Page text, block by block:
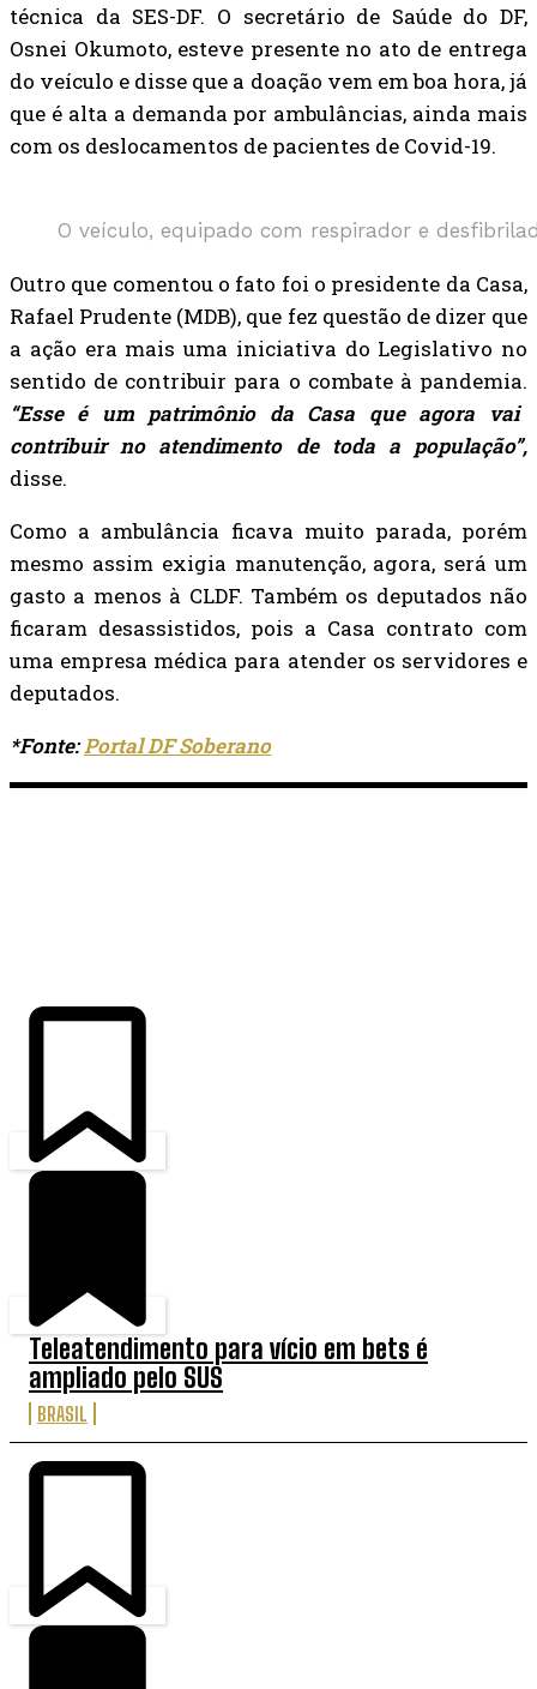
técnica da SES-DF. O secretário de Saúde do DF,
Osnei Okumoto, esteve presente no ato de entrega
do veículo e disse que a doação vem em boa hora, já
que é alta a demanda por ambulâncias, ainda mais
com os deslocamentos de pacientes de Covid-19.
O veículo, equipado com respirador e
Outro que comentou o fato foi o presidente da Casa,
Rafael Prudente (MDB), que fez questão de dizer que
a ação era mais uma iniciativa do Legislativo no
sentido de contribuir para o combate à pandemia.
“Esse é um patrimônio da Casa que agora vai
contribuir no atendimento de toda a população”,
disse.
Como a ambulância ficava muito parada, porém
mesmo assim exigia manutenção, agora, será um
gasto a menos à CLDF. Também os deputados não
ficaram desassistidos, pois a Casa contrato com
uma empresa médica para atender os servidores e
deputados.
*Fonte:Portal DF Soberano
Teleatendimento para vício em bets é
ampliado pelo SUS
BRASIL